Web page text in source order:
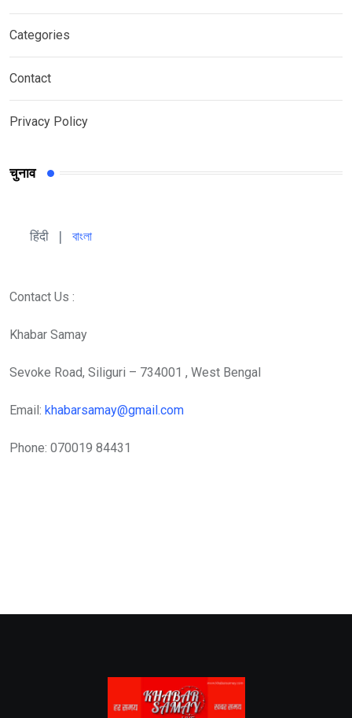
Categories
Contact
Privacy Policy
चुनाव
हिंदी | বাংলা
Contact Us :
Khabar Samay
Sevoke Road, Siliguri – 734001 , West Bengal
Email: khabarsamay@gmail.com
Phone: 070019 84431